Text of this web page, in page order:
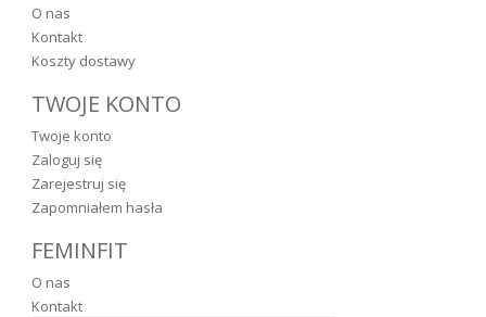
O nas
Kontakt
Koszty dostawy
TWOJE KONTO
Twoje konto
Zaloguj się
Zarejestruj się
Zapomniałem hasła
FEMINFIT
O nas
Kontakt